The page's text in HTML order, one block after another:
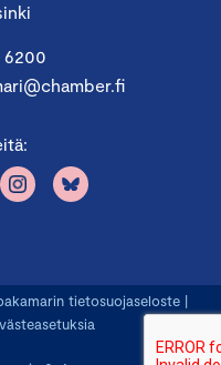
6200
tietosuojaseloste |